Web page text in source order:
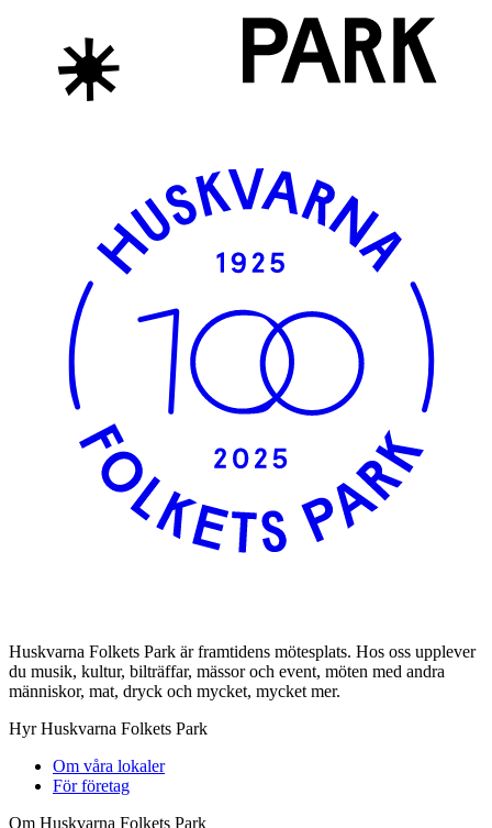
Huskvarna Folkets Park är framtidens mötesplats. Hos oss upplever
du musik, kultur, bilträffar, mässor och event, möten med andra
människor, mat, dryck och mycket, mycket mer.
Hyr Huskvarna Folkets Park
Om våra lokaler
För företag
Om Huskvarna Folkets Park